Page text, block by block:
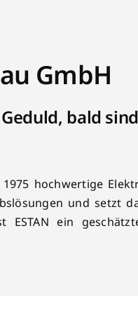
GmbH
bald
hochwertige
und setzt
ESTAN ein